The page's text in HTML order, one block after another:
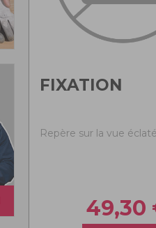
FIXATION
Repère sur la vue
49,30